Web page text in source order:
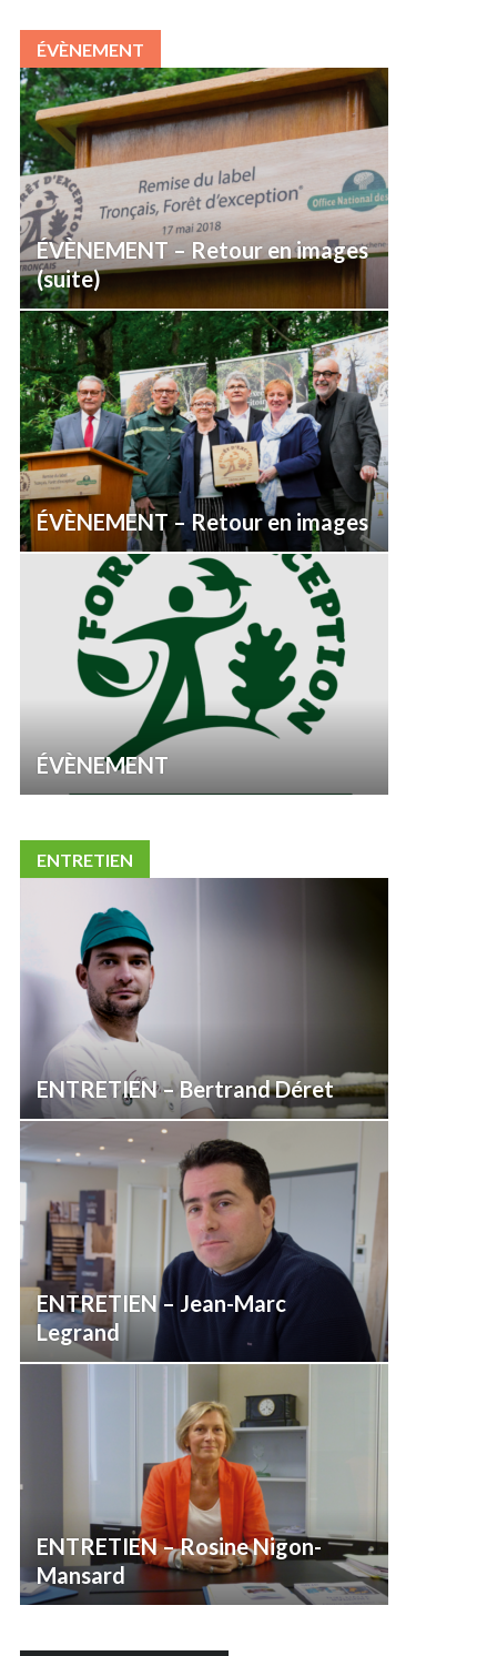
ÉVÈNEMENT
ÉVÈNEMENT – Retour en images
(suite)
ÉVÈNEMENT – Retour en images
ÉVÈNEMENT
ENTRETIEN
ENTRETIEN – Bertrand Déret
ENTRETIEN – Jean-Marc
Legrand
ENTRETIEN – Rosine Nigon-
Mansard